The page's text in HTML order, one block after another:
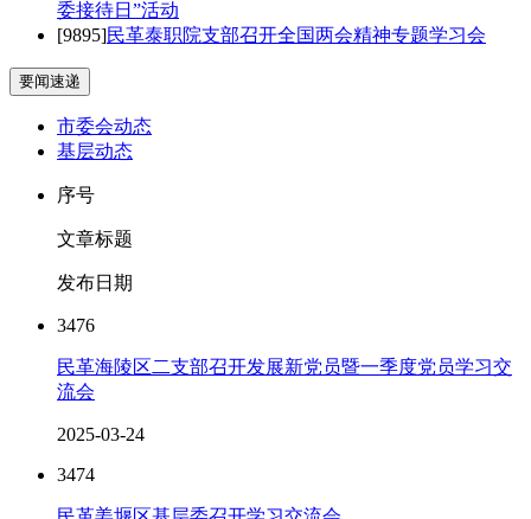
委接待日”活动
[9895]民革泰职院支部召开全国两会精神专题学习会
要闻速递
市委会动态
基层动态
序号
文章标题
发布日期
3476
民革海陵区二支部召开发展新党员暨一季度党员学习交
流会
2025-03-24
3474